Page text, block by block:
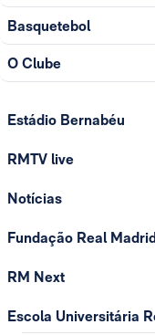
Basquetebol
O Clube
Estádio Bernabéu
RMTV live
Notícias
Fundação Real
RM Next
Escola Universitária